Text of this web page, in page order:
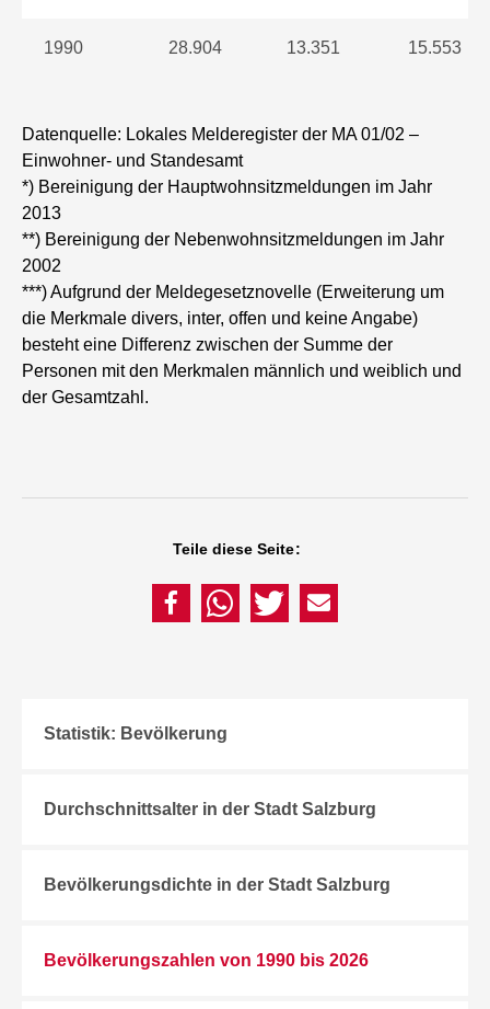
1990 28.904 13.351 15.553
Datenquelle: Lokales Melderegister der MA 01/02 –
Einwohner- und Standesamt
*) Bereinigung der Hauptwohnsitzmeldungen im Jahr
2013
**) Bereinigung der Nebenwohnsitzmeldungen im Jahr
2002
***) Aufgrund der Meldegesetznovelle (Erweiterung um
die Merkmale divers, inter, offen und keine Angabe)
besteht eine Differenz zwischen der Summe der
Personen mit den Merkmalen männlich und weiblich und
der Gesamtzahl.
Teile diese Seite:
Statistik: Bevölkerung
Durchschnittsalter in der Stadt Salzburg
Bevölkerungsdichte in der Stadt Salzburg
Bevölkerungszahlen von 1990 bis 2026